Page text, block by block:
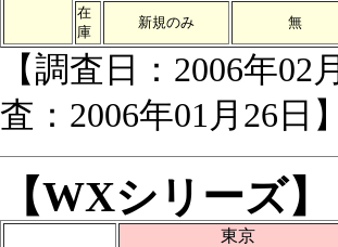
在
庫
新規のみ 無
【調査日：2006年02
査：2006年01月26日
【WXシリーズ】
東京